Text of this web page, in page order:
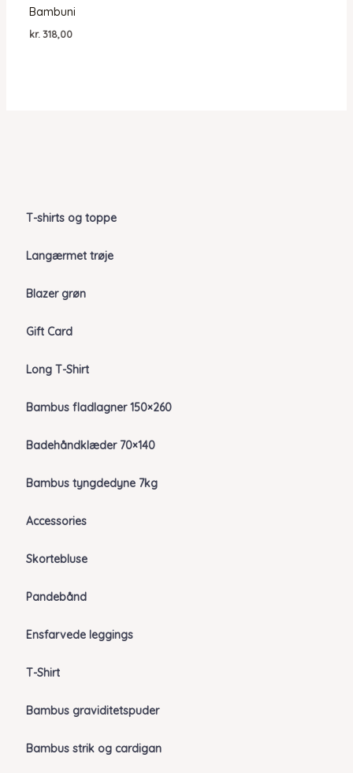
T-shirts og toppe
Langærmet trøje
Blazer grøn
Gift Card
Long T-Shirt
Bambus fladlagner 150×260
Badehåndklæder 70×140
Bambus tyngdedyne 7kg
Accessories
Skortebluse
Pandebånd
Ensfarvede leggings
T-Shirt
Bambus graviditetspuder
Bambus strik og cardigan
Bambuni
kr. 318,00